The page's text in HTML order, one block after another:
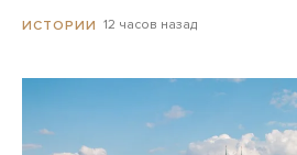
ИСТОРИИ 12 часов назад